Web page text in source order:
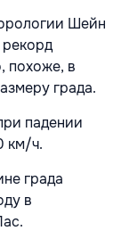
Шейн
похоже, в
града.
падении
км/ч.
града
в